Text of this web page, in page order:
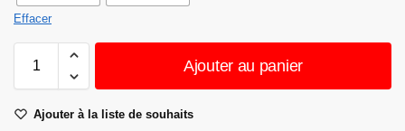
Effacer
Ajouter au panier
Ajouter à la liste de souhaits